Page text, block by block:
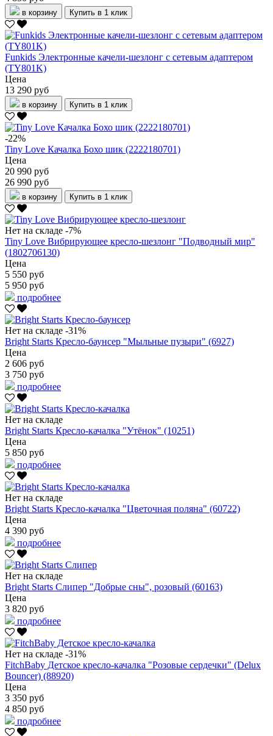
в корзину Купить в 1 клик
Funkids Электронные качели-шезлонг с сетевым адаптером
(TY801K)
Цена
13 290 руб
в корзину Купить в 1 клик
-22%
Tiny Love Качалка Бохо шик (2222180701)
Цена
20 990 руб
26 990 руб
в корзину Купить в 1 клик
Нет на складе -7%
Tiny Love Вибрирующее кресло-шезлонг "Подводный мир"
(1802706130)
Цена
5 550 руб
5 950 руб
подробнее
Нет на складе -31%
Bright Starts Кресло-баунсер "Мыльные пузыри" (6927)
Цена
2 606 руб
3 750 руб
подробнее
Нет на складе
Bright Starts Кресло-качалка "Утёнок" (10251)
Цена
5 850 руб
подробнее
Нет на складе
Bright Starts Кресло-качалка "Цветочная поляна" (60722)
Цена
4 390 руб
подробнее
Нет на складе
Bright Starts Слипер "Добрые сны", розовый (60163)
Цена
3 820 руб
подробнее
Нет на складе -31%
FitchBaby Детское кресло-качалка "Розовые сердечки" (Delux
Bouncer) (88920)
Цена
3 350 руб
4 850 руб
подробнее